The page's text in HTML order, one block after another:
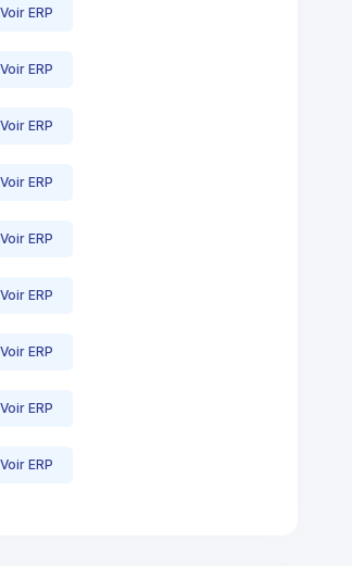
Voir ERP
Voir ERP
Voir ERP
Voir ERP
Voir ERP
Voir ERP
Voir ERP
Voir ERP
Voir ERP